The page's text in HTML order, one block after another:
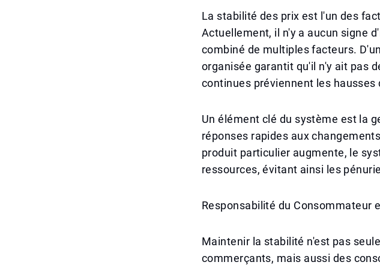
La stabilité des prix est l'un des
Actuellement, il n'y a aucun signe
combiné de multiples facteurs.
organisée garantit qu'il n'y ait pas
continues préviennent les hausses
Un élément clé du système est la
réponses rapides aux
produit particulier augmente, le
ressources, évitant ainsi les
Responsabilité du Consommateur
Maintenir la stabilité n'est pas
commerçants, mais aussi des